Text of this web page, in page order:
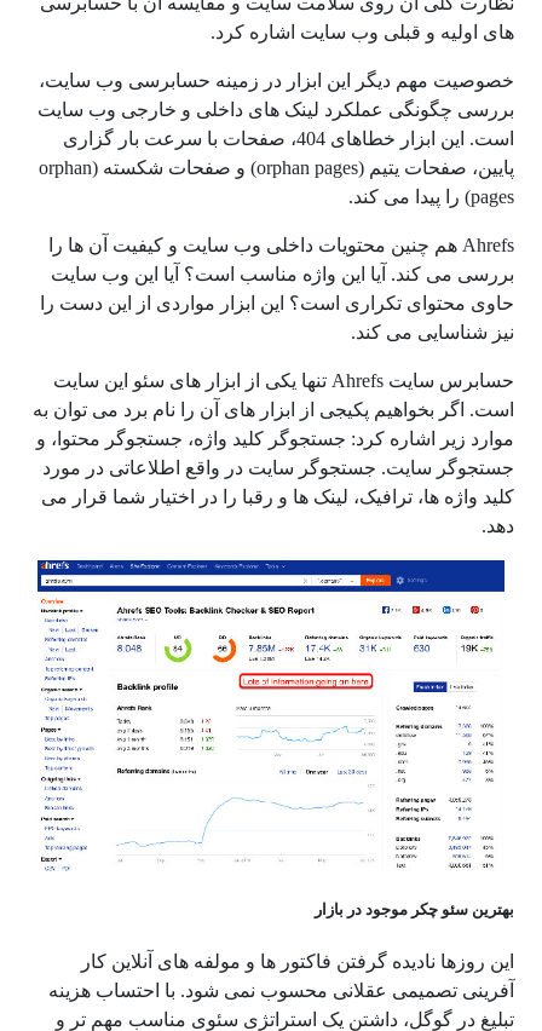
های اولیه و قبلی وب سایت اشاره کرد.
خصوصیت مهم دیگر این ابزار در زمینه حسابرسی وب سایت،
بررسی چگونگی عملکرد لینک های داخلی و خارجی وب سایت
است. این ابزار خطاهای 404، صفحات با سرعت بار گزاری
پایین، صفحات یتیم (orphan pages) و صفحات شکسته (orphan
pages) را پیدا می کند.
Ahrefs هم چنین محتویات داخلی وب سایت و کیفیت آن ها را
بررسی می کند. آیا این واژه مناسب است؟ آیا این وب سایت
حاوی محتوای تکراری است؟ این ابزار مواردی از این دست را
نیز شناسایی می کند.
حسابرس سایت Ahrefs تنها یکی از ابزار های سئو این سایت
است. اگر بخواهیم پکیجی از ابزار های آن را نام برد می توان به
موارد زیر اشاره کرد: جستجوگر کلید واژه، جستجوگر محتوا، و
جستجوگر سایت. جستجوگر سایت در واقع اطلاعاتی در مورد
کلید واژه ها، ترافیک، لینک ها و رقبا را در اختیار شما قرار می
دهد.
بهترین سئو چکر موجود در بازار
این روزها نادیده گرفتن فاکتور ها و مولفه های آنلاین کار
آفرینی تصمیمی عقلانی محسوب نمی شود. با احتساب هزینه
تبلیغ در گوگل، داشتن یک استراتژی سئوی مناسب مهم تر و